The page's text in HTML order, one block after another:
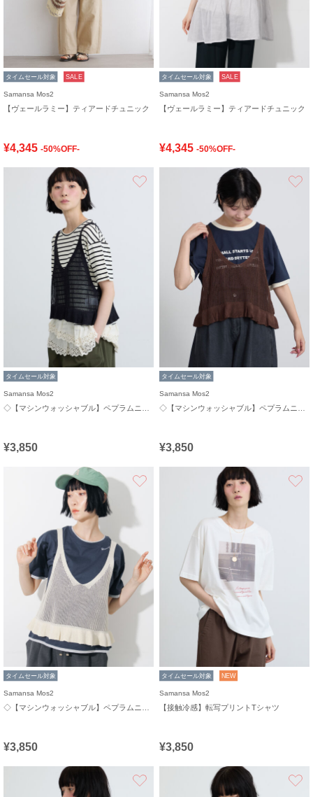
タイムセール対象 SALE
Samansa Mos2
【ヴェールラミー】ティアードチュニック
¥4,345 -50%OFF-
タイムセール対象 SALE
Samansa Mos2
【ヴェールラミー】ティアードチュニック
¥4,345 -50%OFF-
タイムセール対象
Samansa Mos2
¥3,850
タイムセール対象
Samansa Mos2
¥3,850
タイムセール対象
Samansa Mos2
¥3,850
タイムセール対象 NEW
Samansa Mos2
【接触冷感】転写プリントTシャツ
¥3,850